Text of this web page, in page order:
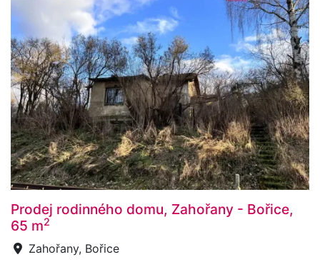
Prodej rodinného domu, Zahořany - Bořice,
65 m2
Zahořany, Bořice